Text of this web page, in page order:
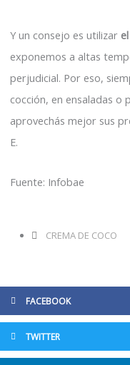
Y un consejo es utilizar
exponemos a altas
perjudicial. Por eso,
cocción, en ensaladas o
aprovechás mejor sus
E.
Fuente: Infobae
CREMA DE COCO
FACEBOOK
TWITTER